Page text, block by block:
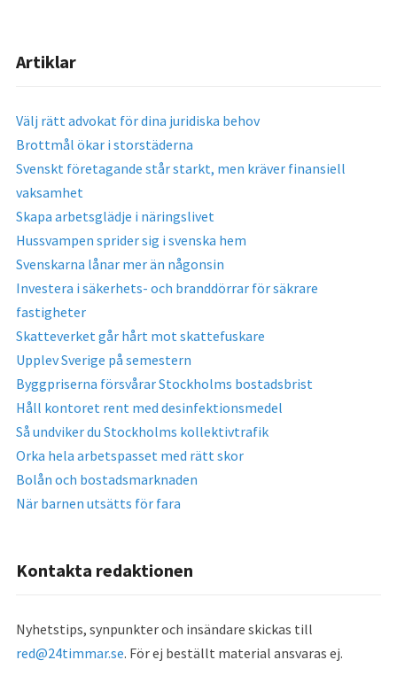
Artiklar
Välj rätt advokat för dina juridiska behov
Brottmål ökar i storstäderna
Svenskt företagande står starkt, men kräver finansiell
vaksamhet
Skapa arbetsglädje i näringslivet
Hussvampen sprider sig i svenska hem
Svenskarna lånar mer än någonsin
Investera i säkerhets- och branddörrar för säkrare
fastigheter
Skatteverket går hårt mot skattefuskare
Upplev Sverige på semestern
Byggpriserna försvårar Stockholms bostadsbrist
Håll kontoret rent med desinfektionsmedel
Så undviker du Stockholms kollektivtrafik
Orka hela arbetspasset med rätt skor
Bolån och bostadsmarknaden
När barnen utsätts för fara
Kontakta redaktionen
Nyhetstips, synpunkter och insändare skickas till
red@24timmar.se. För ej beställt material ansvaras ej.